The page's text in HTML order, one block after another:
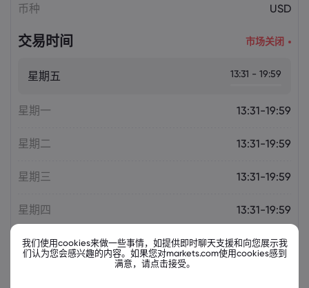
币种 USD
交易时间 市场关闭
星期五 13:31 - 19:59
星期一 13:31-19:59
星期二 13:31-19:59
星期三 13:31-19:59
星期四 13:31-19:59
我们使用cookies来做一些事情，如提供即时聊天支援和向您展示我
们认为您会感兴趣的内容。如果您对markets.com使用cookies感到
满意，请点击接受。